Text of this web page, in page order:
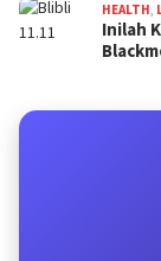
HEALTH,
Inilah